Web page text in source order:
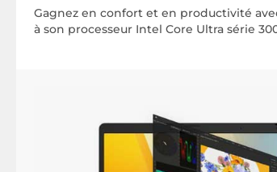
Gagnez en confort et en productivité
à son processeur Intel Core Ultra série